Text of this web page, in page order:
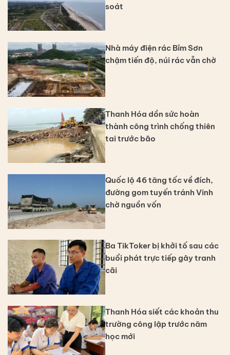
soát
Nhà máy điện rác Bỉm Sơn
chậm tiến độ, núi rác vẫn chờ
Thanh Hóa dồn sức hoàn
thành công trình chống thiên
tai trước bão
Quốc lộ 46 tăng tốc về đích,
đường gom tuyến tránh Vinh
chờ nguồn vốn
Ba TikToker bị khởi tố sau các
buổi phát trực tiếp gây tranh
cãi
Thanh Hóa siết các khoản thu
trường công lập trước năm
học mới